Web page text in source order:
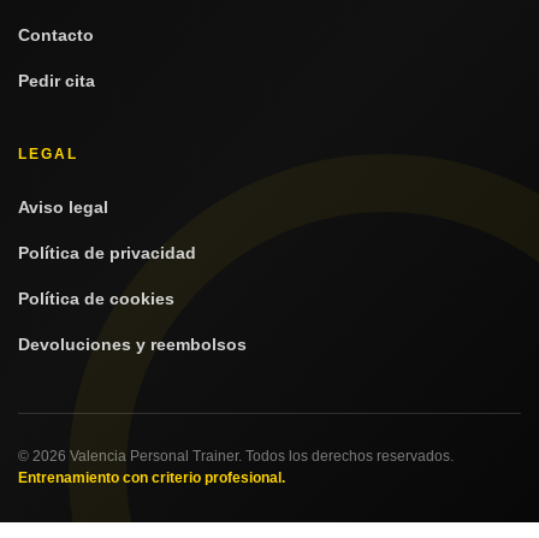
Contacto
Pedir cita
LEGAL
Aviso legal
Política de privacidad
Política de cookies
Devoluciones y reembolsos
© 2026 Valencia Personal Trainer. Todos los derechos reservados.
Entrenamiento con criterio profesional.